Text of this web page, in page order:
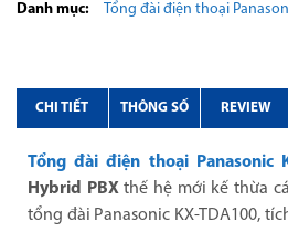
Danh mục: Tổng đài điện thoại
CHI TIẾT THÔNG SỐ REVIEW
Tổng đài điện thoại Panasonic
Hybrid PBXthế hệ mới kế thừa
tổng đài Panasonic KX-TDA100,